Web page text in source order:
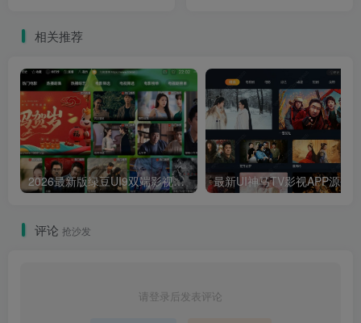
相关推荐
2026最新版绿豆UI9双端影视APP源码
评论 抢沙发
请登录后发表评论